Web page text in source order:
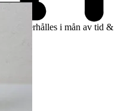
Svar erhålles i mån av tid &